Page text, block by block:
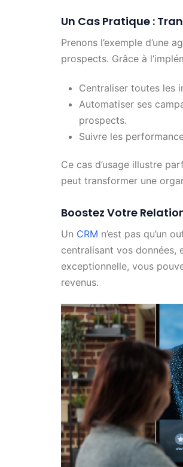
Un Cas Pratique :
Prenons l’exemple d’une
prospects. Grâce à
Centraliser toutes les
Automatiser ses
prospects.
Suivre les
Ce cas d’usage illustre
peut transformer une
Boostez Votre
Un CRM n’est pas qu’un
centralisant vos données,
exceptionnelle, vous
revenus.